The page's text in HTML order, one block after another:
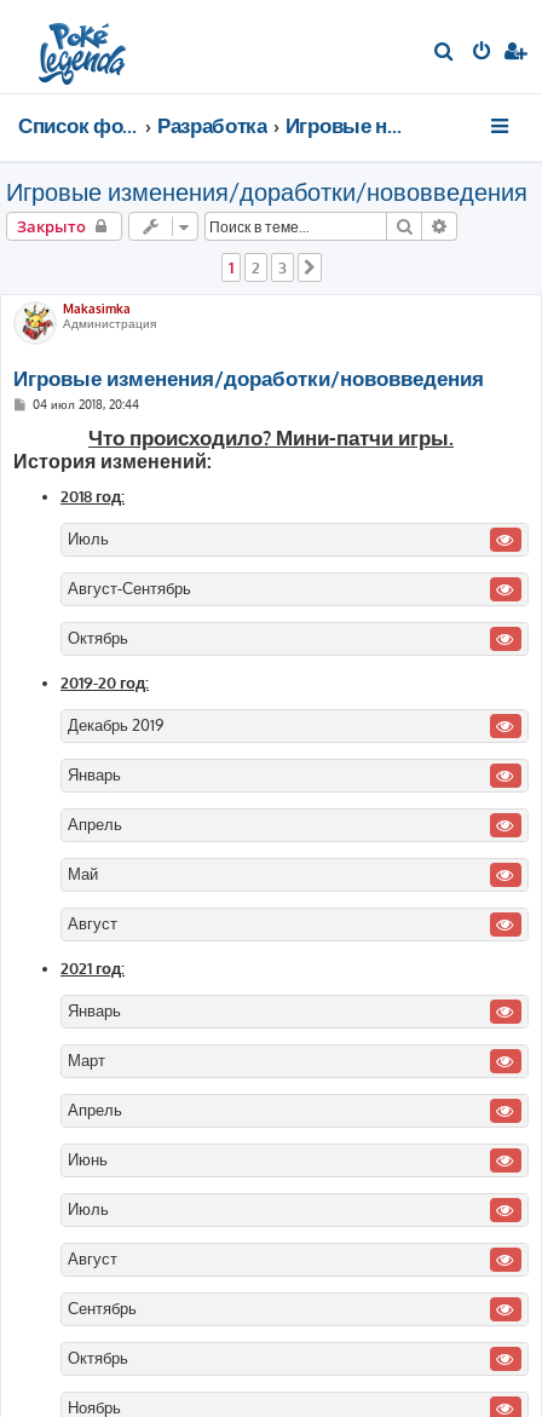
Список форумов Разработка Игровые новости
Игровые изменения/доработки/нововведения
Закрыто Поиск
1 2 3
Makasimka
Администрация
Игровые изменения/доработки/нововведения
С
щ
04 июл 2018, 20:44
Что происходило? Мини-патчи игры.
История изменений:
2018 год:
Июль
Август-Сентябрь
Октябрь
2019-20 год:
Декабрь 2019
Январь
Апрель
Май
Август
2021 год:
Январь
Март
Апрель
Июнь
Июль
Август
Сентябрь
Октябрь
Ноябрь